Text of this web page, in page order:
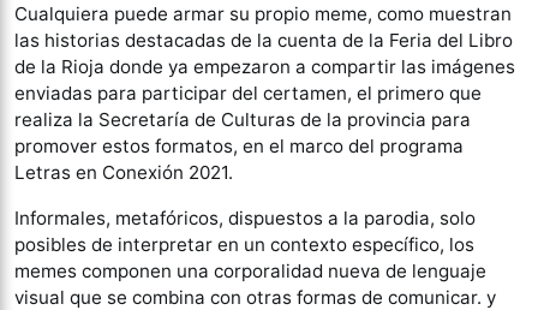
Cualquiera puede armar su propio meme, como muestran
las historias destacadas de la cuenta de la Feria del Libro
de la Rioja donde ya empezaron a compartir las imágenes
enviadas para participar del certamen, el primero que
realiza la Secretaría de Culturas de la provincia para
promover estos formatos, en el marco del programa
Letras en Conexión 2021.
Informales, metafóricos, dispuestos a la parodia, solo
posibles de interpretar en un contexto específico, los
memes componen una corporalidad nueva de lenguaje
visual que se combina con otras formas de comunicar. y